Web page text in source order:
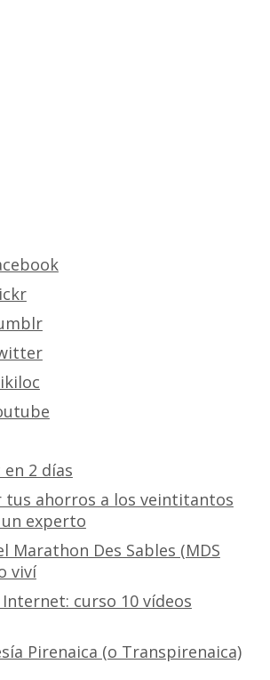
en 2 días
tus ahorros a los veintitantos
experto
Marathon Des Sables (MDS
viví
curso 10 vídeos
Pirenaica (o Transpirenaica)